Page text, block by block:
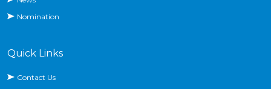
Nomination
Quick Links
Contact Us